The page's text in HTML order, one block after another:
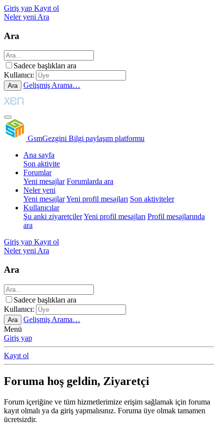
Giriş yap Kayıt ol
Neler yeni Ara
Ara
Sadece başlıkları ara
Kullanıcı:
Ara Gelişmiş Arama…
GsmGezgini Bilgi paylaşım platformu
Ana sayfa
Son aktivite
Forumlar
Yeni mesajlar Forumlarda ara
Neler yeni
Yeni mesajlarYeni profil mesajları Son aktiviteler
Kullanıcılar
Şu anki ziyaretçilerYeni profil mesajları Profil mesajlarında
ara
Giriş yap Kayıt ol
Neler yeniAra
Ara
Sadece başlıkları ara
Kullanıcı:
Ara
Gelişmiş Arama…
Menü
Giriş yap
Kayıt ol
Foruma hoş geldin, Ziyaretçi
Forum içeriğine ve tüm hizmetlerimize erişim sağlamak için foruma
kayıt olmalı ya da giriş yapmalısınız. Foruma üye olmak tamamen
ücretsizdir.